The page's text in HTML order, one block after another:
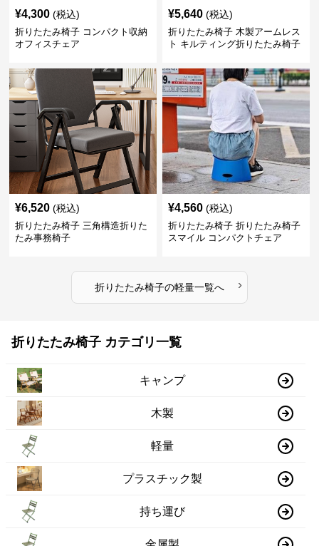
¥4,300 (税込)
折りたたみ椅子 コンパクト収納
オフィスチェア
¥5,640 (税込)
折りたたみ椅子 木製アームレス
ト キルティング折りたたみ椅子
¥6,520 (税込)
折りたたみ椅子 三角構造折りた
たみ事務椅子
¥4,560 (税込)
折りたたみ椅子 折りたたみ椅子
スマイル コンパクトチェア
折りたたみ椅子の軽量一覧へ ›
折りたたみ椅子 カテゴリ一覧
キャンプ
木製
軽量
プラスチック製
持ち運び